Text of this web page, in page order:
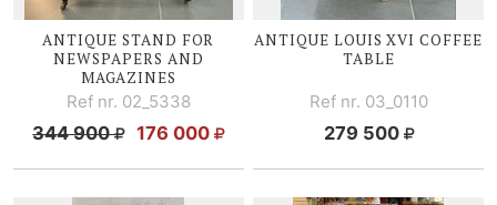
ANTIQUE STAND FOR
NEWSPAPERS AND
MAGAZINES
Ref nr. 02_5338
344 900 176 000
ANTIQUE LOUIS XVI COFFEE
TABLE
Ref nr. 03_0110
279 500